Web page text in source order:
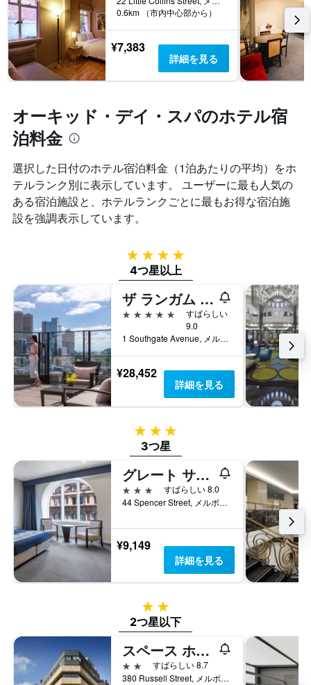
0.6km （市内中心部から）
¥7,383
詳細を見る
オーキッド・デイ・スパのホテル宿
泊料金
選択した日付のホテル宿泊料金（1泊あたりの平均）をホ
テルランク別に表示しています。 ユーザーに最も人気の
ある宿泊施設と、ホテルランクごとに最もお得な宿泊施
設を強調表示しています。
4つ星
4つ星以上
ザ ランガム メルボルン
5つ星
すばらしい
9.0
1 Southgate Avenue, メルボルン, VIC, オーストラリア
¥28,452
詳細を見る
3つ星
3つ星
グレート サザン ホテル メルボルン
3つ星
すばらしい 8.0
44 Spencer Street, メルボルン, VIC, オーストラリア
¥9,149
詳細を見る
2つ星
2つ星以下
スペース ホテル（旧ヴィクトリア ホール）
2つ星
すばらしい 8.7
380 Russell Street, メルボルン, VIC, オーストラリア